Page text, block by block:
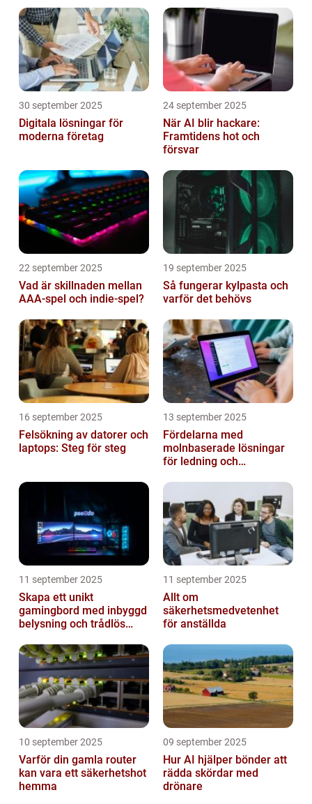
30 september 2025
Digitala lösningar för
moderna företag
24 september 2025
När AI blir hackare:
Framtidens hot och
försvar
22 september 2025
Vad är skillnaden mellan
AAA-spel och indie-spel?
19 september 2025
Så fungerar kylpasta och
varför det behövs
16 september 2025
Felsökning av datorer och
laptops: Steg för steg
13 september 2025
Fördelarna med
molnbaserade lösningar
för ledning och
11 september 2025
Skapa ett unikt
gamingbord med inbyggd
belysning och trådlös
11 september 2025
Allt om
säkerhetsmedvetenhet
för anställda
10 september 2025
Varför din gamla router
kan vara ett säkerhetshot
hemma
09 september 2025
Hur AI hjälper bönder att
rädda skördar med
drönare